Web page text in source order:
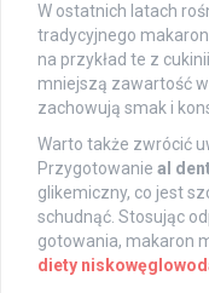
W ostatnich latach
tradycyjnego
na przykład te z
mniejszą zawartość
zachowują smak i
Warto także zwrócić
Przygotowanie al
glikemiczny, co jest
schudnąć. Stosując
gotowania, makaron
diety